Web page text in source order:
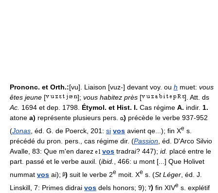
Prononc. et Orth.:[vu]. Liaison [vuz-] devant voy. ou h muet: vous
êtes jeune [ ]; vous habitez près [
]. Att. ds
Ac. 1694 et dep. 1798. Étymol. et Hist. I. Cas régime A. indir. 1.
atone a) représente plusieurs pers. ) précède le verbe 937-952
(Jonas , éd. G. de Poerck, 201: si vos avient qe...); fin Xe s.
précédé du pron. pers., cas régime dir. (Passion , éd. D'Arco Silvio
Avalle, 83: Que m'en darez
vos tradrai? 447); id. placé entre le
part. passé et le verbe auxil. (ibid.
, 466: u mont [...] Que Holivet
nummat vos ai); ) suit le verbe 2e moit. Xe s. (St Léger , éd. J.
Linskill, 7: Primes didrai vos dels honors; 9); ) fin XIVe s. explétif